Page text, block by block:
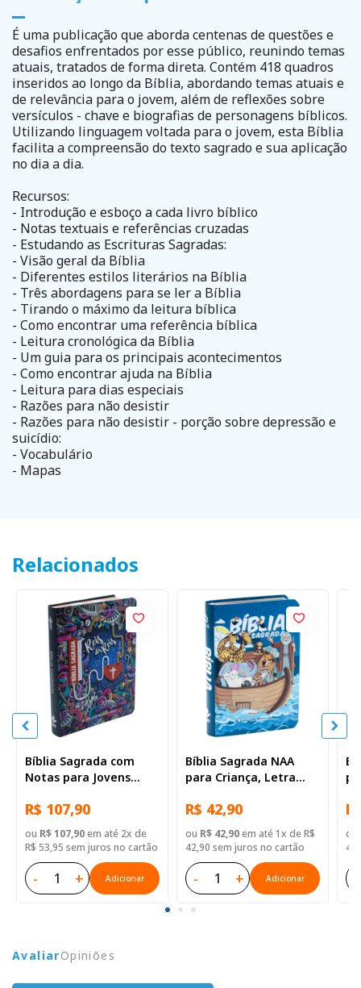
É uma publicação que aborda centenas de questões e
desafios enfrentados por esse público, reunindo temas
atuais, tratados de forma direta. Contém 418 quadros
inseridos ao longo da Bíblia, abordando temas atuais e
de relevância para o jovem, além de reflexões sobre
versículos - chave e biografias de personagens bíblicos.
Utilizando linguagem voltada para o jovem, esta Bíblia
facilita a compreensão do texto sagrado e sua aplicação
no dia a dia.
Recursos:
- Introdução e esboço a cada livro bíblico
- Notas textuais e referências cruzadas
- Estudando as Escrituras Sagradas:
- Visão geral da Bíblia
- Diferentes estilos literários na Bíblia
- Três abordagens para se ler a Bíblia
- Tirando o máximo da leitura bíblica
- Como encontrar uma referência bíblica
- Leitura cronológica da Bíblia
- Um guia para os principais acontecimentos
- Como encontrar ajuda na Bíblia
- Leitura para dias especiais
- Razões para não desistir
- Razões para não desistir - porção sobre depressão e
suicídio:
- Vocabulário
- Mapas
Relacionados
Bíblia Sagrada com
Notas para Jovens
com mapa, Capa Semi
Flexível Ilustrada:
Marrom
R$ 107,90
ou R$ 107,90em até 2x de
R$ 53,95 sem juros no cartão
- + Adicionar
Bíblia Sagrada NAA
para Criança, Letra
Flexível Ilustrada
R$ 42,90
ou R$ 42,90em até 1x de R$
42,90 sem juros no cartão
- + Adicionar
ou
AvaliarOpiniões